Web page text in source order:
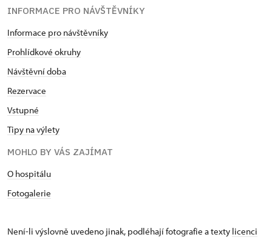
INFORMACE PRO NÁVŠTĚVNÍKY
Informace pro návštěvníky
Prohlídkové okruhy
Návštěvní doba
Rezervace
Vstupné
Tipy na výlety
MOHLO BY VÁS ZAJÍMAT
O hospitálu
Fotogalerie
Není-li výslovně uvedeno jinak, podléhají fotografie a texty licenci